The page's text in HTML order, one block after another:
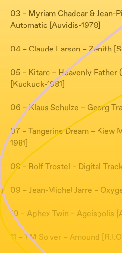
03 – Myriam Chadcar & Jean-
Automatic [Auvidis-1978]
04 – Claude Larson – Zenith
05 – Kitaro – Heavenly Father
[Kuckuck-1981]
06 – Klaus Schulze – Georg
07 – Tangerine Dream – Kiew
1981]
08 – Rolf Trostel – Digital
09 – Jean-Michel Jarre –
10 – Aphex Twin – Ageispolis
11 – TM Solver – Amound